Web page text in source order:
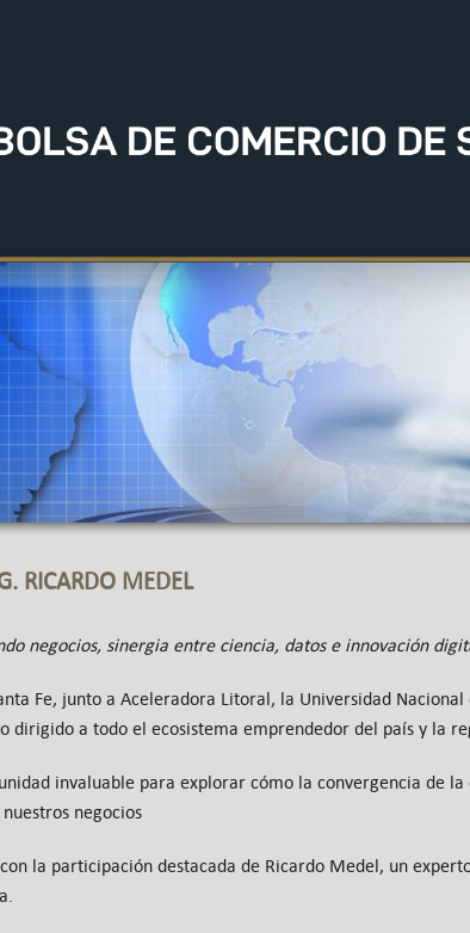
RICARDO MEDEL
negocios, sinergia entre ciencia, datos e innovación
Fe, junto a Aceleradora Litoral, la Universidad
dirigido a todo el ecosistema emprendedor del país y la
invaluable para explorar cómo la convergencia de
negocios
la participación destacada de Ricardo Medel, un